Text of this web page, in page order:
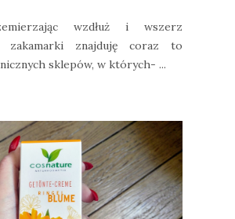
wzdłuż i wszerz
zakamarki znajduję coraz to
sklepów, w których- ...